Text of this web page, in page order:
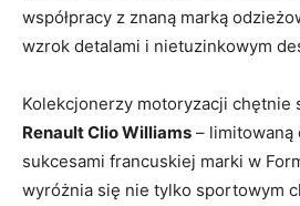
współpracy z znaną marką
wzrok detalami i‌ nietuzinkowym
Kolekcjonerzy motoryzacji chętnie‍
Renault⁢ Clio Williams – limitowaną
sukcesami⁢ francuskiej marki w
wyróżnia⁤ się nie tylko sportowym